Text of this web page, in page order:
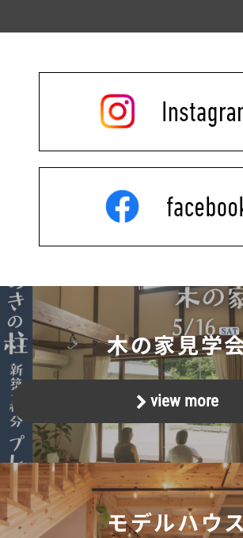
木の家見学
view more
モデルハウ